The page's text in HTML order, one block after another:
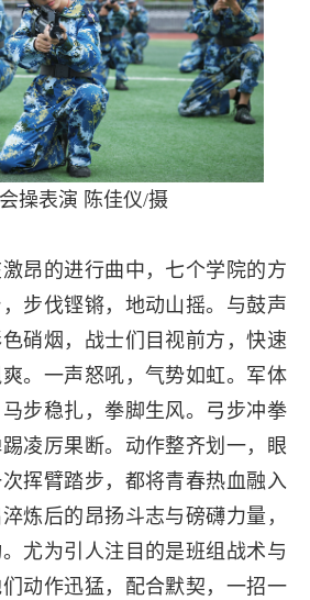
会操表演 陈佳仪/摄
昂的进行曲中，七个学院的方
步伐铿锵，地动山摇。与鼓声
硝烟，战士们目视前方，快速
。一声怒吼，气势如虹。军体
步稳扎，拳脚生风。弓步冲拳
凌厉果断。动作整齐划一，眼
挥臂踏步，都将青春热血融入
炼后的昂扬斗志与磅礴力量，
尤为引人注目的是班组战术与
动作迅猛，配合默契，一招一